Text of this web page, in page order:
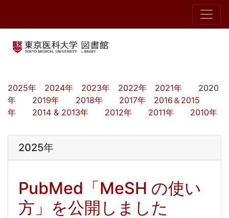
2025年 2024年 2023年 2022年 2021年 2020
年 2019年 2018年 2017年
2016＆2015
年
2014 & 2013年 2012年 2011年 2010年
2025年
PubMed「MeSH の使い
方」を公開しました